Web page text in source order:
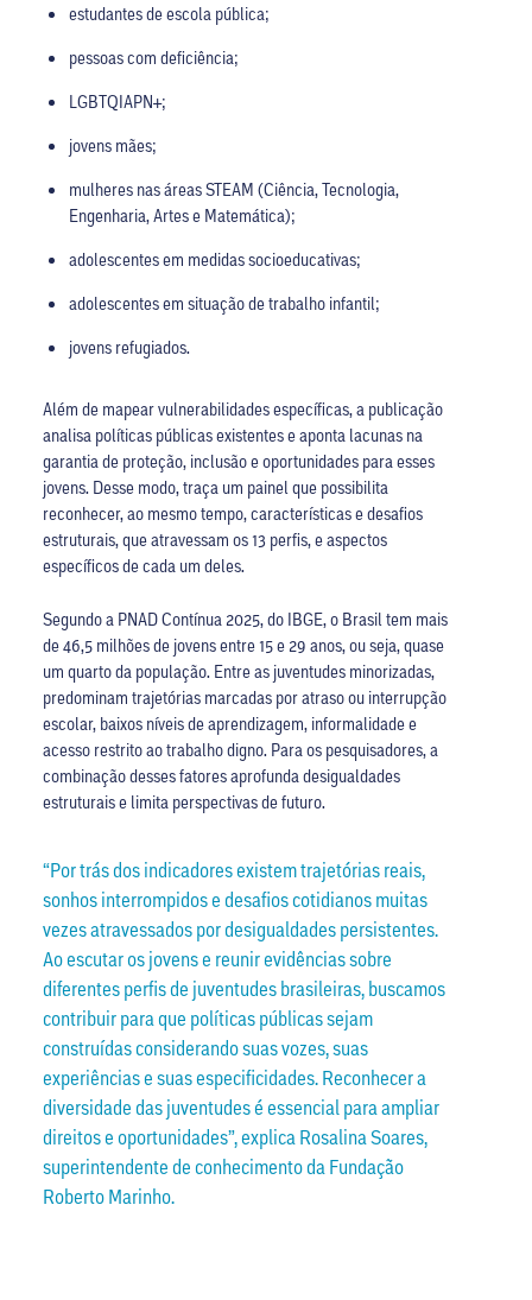
estudantes de escola pública;
pessoas com deficiência;
LGBTQIAPN+;
jovens mães;
mulheres nas áreas STEAM (Ciência, Tecnologia,
Engenharia, Artes e Matemática);
adolescentes em medidas socioeducativas;
adolescentesem situação detrabalho infantil;
jovens refugiados.
Além de mapear vulnerabilidades específicas, a publicação
analisa políticas públicas existentes e aponta lacunas na
garantia de proteção, inclusão e oportunidades para esses
jovens. Desse modo, traça um painel que possibilita
reconhecer, ao mesmo tempo, características e desafios
estruturais, que atravessam os 13 perfis, e aspectos
específicos de cada um deles.
Segundo a PNAD Contínua 2025, do IBGE, o Brasil tem mais
de 46,5 milhões de jovens entre 15 e 29 anos, ou seja, quase
um quarto da população. Entre as juventudes minorizadas,
predominam trajetórias marcadas por atraso ou interrupção
escolar, baixos níveis de aprendizagem, informalidade e
acesso restrito ao trabalho digno. Para os pesquisadores, a
combinação desses fatores aprofunda desigualdades
estruturais e limita perspectivas de futuro.
“Por trás dos indicadores existem trajetórias reais,
sonhos interrompidos e desafios cotidianos muitas
vezes atravessados por desigualdades persistentes.
Ao escutar os jovens e reunir evidências sobre
diferentes perfis de juventudes brasileiras, buscamos
contribuir para que políticas públicas sejam
construídas considerando suas vozes, suas
experiências e suas especificidades. Reconhecer a
diversidade das juventudes é essencial para ampliar
direitos e oportunidades”, explica Rosalina Soares,
superintendente de conhecimento da Fundação
Roberto Marinho.